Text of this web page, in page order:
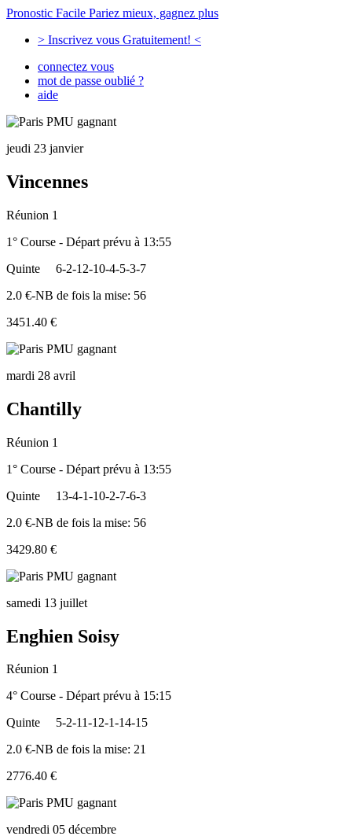
Pronostic Facile Pariez mieux, gagnez plus
> Inscrivez vous Gratuitement! <
connectez vous
mot de passe oublié ?
aide
jeudi 23 janvier
Vincennes
Réunion 1
1° Course - Départ prévu à 13:55
Quinte
6-2-12-10-4-5-3-7
2.0 €-NB de fois la mise: 56
3451.40 €
mardi 28 avril
Chantilly
Réunion 1
1° Course - Départ prévu à 13:55
Quinte
13-4-1-10-2-7-6-3
2.0 €-NB de fois la mise: 56
3429.80 €
samedi 13 juillet
Enghien Soisy
Réunion 1
4° Course - Départ prévu à 15:15
Quinte
5-2-11-12-1-14-15
2.0 €-NB de fois la mise: 21
2776.40 €
vendredi 05 décembre